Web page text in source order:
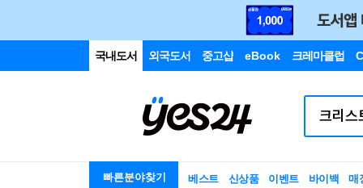
국내도서 외국도서 중고샵 eBook 크레마클럽
빠른분야찾기 베스트 신상품 이벤트 바이백 매